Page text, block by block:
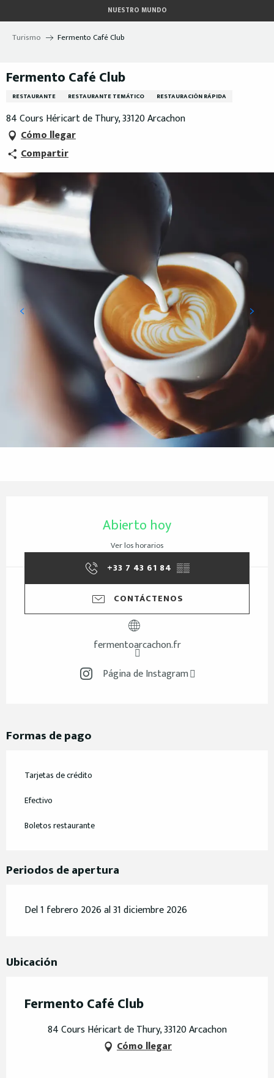
au
contenu
NUESTRO MUNDO
Turismo Fermento Café Club
Fermento Café Club
RESTAURANTE RESTAURANTE TEMÁTICO RESTAURACIÓN RÁPIDA
84 Cours Héricart de Thury, 33120 Arcachon
Cómo llegar
Compartir
Abierto hoy
Ver los horarios
+33 7 43 61 84 ▒▒
CONTÁCTENOS
fermentoarcachon.fr
Página de Instagram
Formas de pago
Tarjetas de crédito
Efectivo
Boletos restaurante
Periodos de apertura
Del 1 febrero 2026 al 31 diciembre 2026
Ubicación
Fermento Café Club
84 Cours Héricart de Thury, 33120 Arcachon
Cómo llegar